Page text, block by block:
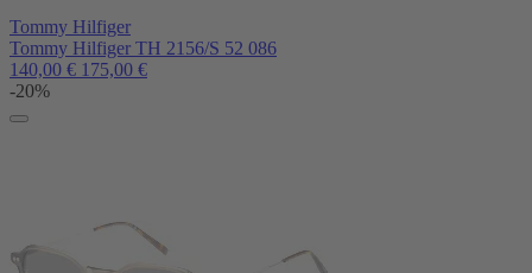
Tommy Hilfiger
Tommy Hilfiger TH 2156/S 52 086
140,00 € 175,00 €
-20%